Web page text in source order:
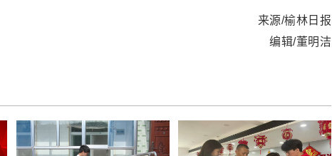
来源/榆林日报
编辑/董明洁